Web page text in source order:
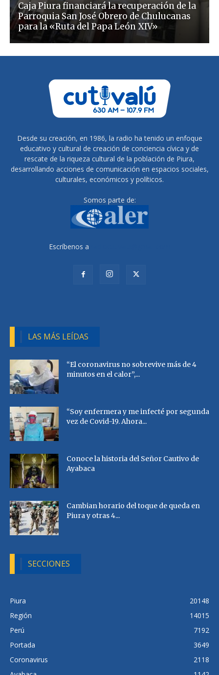
Caja Piura financiará la recuperación de la
Parroquia San José Obrero de Chulucanas
para la «Ruta del Papa León XIV»
Desde su creación, en 1986, la radio ha tenido un enfoque
educativo y cultural de creación de conciencia cívica y de
rescate de la riqueza cultural de la población de Piura,
desarrollando acciones de comunicación en espacios sociales,
culturales, económicos y políticos.
Somos parte de:
Escríbenos a
LAS MÁS LEÍDAS
“El coronavirus no sobrevive más de 4
minutos en el calor”,...
“Soy enfermera y me infecté por segunda
vez de Covid-19. Ahora...
Conoce la historia del Señor Cautivo de
Ayabaca
Cambian horario del toque de queda en
Piura y otras 4...
SECCIONES
Piura
20148
Región
14015
Perú
7192
Portada
3649
Coronavirus
2118